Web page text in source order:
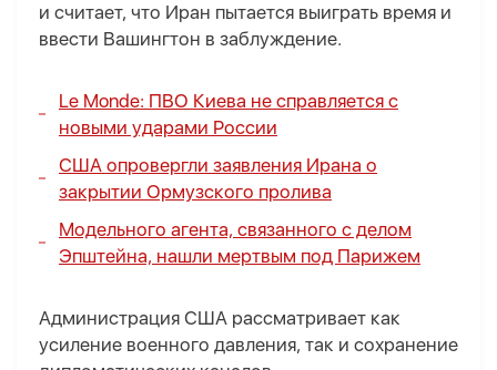
и считает, что Иран пытается выиграть время и
ввести Вашингтон в заблуждение.
Le Monde: ПВО Киева не справляется с
новыми ударами России
США опровергли заявления Ирана о
закрытии Ормузского пролива
Модельного агента, связанного с делом
Эпштейна, нашли мертвым под Парижем
Администрация США рассматривает как
усиление военного давления, так и сохранение